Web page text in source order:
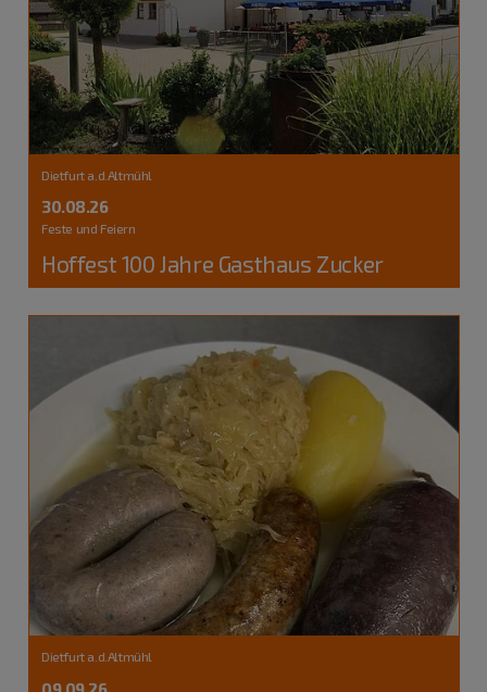
Dietfurt a.d.Altmühl
30.08.26
Feste und Feiern
Hoffest 100 Jahre Gasthaus Zucker
Dietfurt a.d.Altmühl